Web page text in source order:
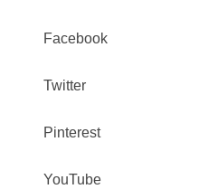
Facebook
Twitter
Pinterest
YouTube